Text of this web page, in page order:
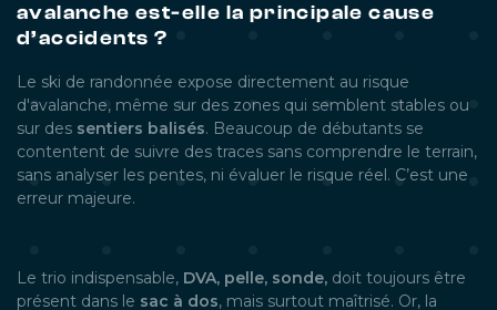
avalanche est-elle la principale cause
d’accidents ?
Le ski de randonnée expose directement au risque
d'avalanche, même sur des zones qui semblent stables ou
sur des sentiers balisés. Beaucoup de débutants se
contentent de suivre des traces sans comprendre le terrain,
sans analyser les pentes, ni évaluer le risque réel. C’est une
erreur majeure.
Le trio indispensable, DVA, pelle, sonde, doit toujours être
présent dans le sac à dos, mais surtout maîtrisé. Or, la